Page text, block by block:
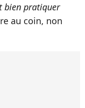
bien pratiquer
au coin, non